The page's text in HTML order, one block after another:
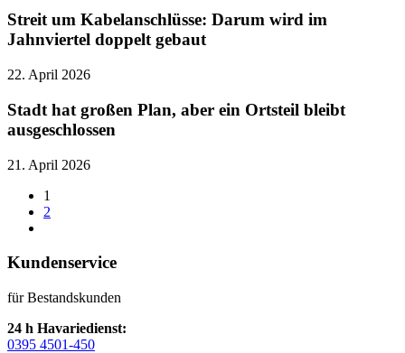
Streit um Kabelanschlüsse: Darum wird im
Jahnviertel doppelt gebaut
22. April 2026
Stadt hat großen Plan, aber ein Ortsteil bleibt
ausgeschlossen
21. April 2026
1
2
Kundenservice
für Bestandskunden
24 h Havariedienst:
0395 4501-450